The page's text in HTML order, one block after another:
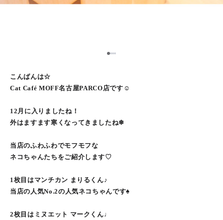
123
こんばんは☆
Cat Café MOFF名古屋PARCO店です☺︎
12月に入りましたね！
外はますます寒くなってきましたね❄︎
当店のふわふわでモフモフな
ネコちゃんたちをご紹介します♡
1枚目はマンチカン まりるくん♪
当店の人気No.2の人気ネコちゃんです♠︎
2枚目はミヌエット マークくん♩